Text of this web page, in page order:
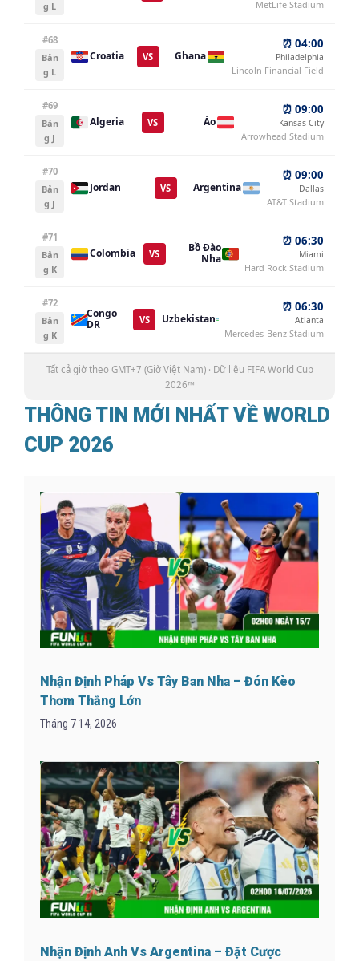
g L MetLife Stadium
#68
Bản
g L
Croatia VS Ghana
⏰ 04:00
Philadelphia
Lincoln Financial Field
#69
Bản
g J
Algeria VS Áo
⏰ 09:00
Kansas City
Arrowhead Stadium
#70
Bản
g J
Jordan VS Argentina
⏰ 09:00
Dallas
AT&T Stadium
#71
Bản
g K
Colombia VS
Bồ Đào
Nha
⏰ 06:30
Miami
Hard Rock Stadium
#72
Bản
g K
Congo
DR
VS Uzbekistan
⏰ 06:30
Atlanta
Mercedes-Benz Stadium
Tất cả giờ theo GMT+7 (Giờ Việt Nam) · Dữ liệu FIFA World Cup
2026™
THÔNG TIN MỚI NHẤT VỀ WORLD
CUP 2026
Nhận Định Pháp Vs Tây Ban Nha – Đón Kèo
Thơm Thắng Lớn
Tháng 7 14, 2026
Nhận Định Anh Vs Argentina – Đặt Cược